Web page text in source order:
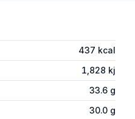
Bringebær 160g
437 kcal
1,828 kj
33.6 g
30.0 g